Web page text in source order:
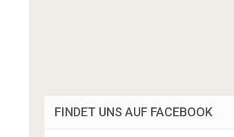
FINDET UNS AUF FACEBOOK